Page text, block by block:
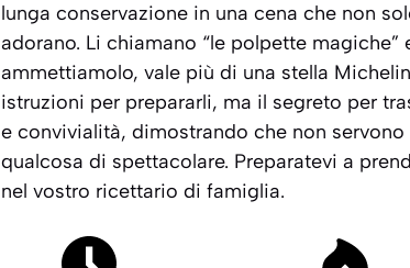
lunga conservazione in una cena che non
adorano. Li chiamano “le polpette
ammettiamolo, vale più di una stella
istruzioni per prepararli, ma il segreto per
e convivialità, dimostrando che non
qualcosa di spettacolare. Preparatevi a
nel vostro ricettario di famiglia.